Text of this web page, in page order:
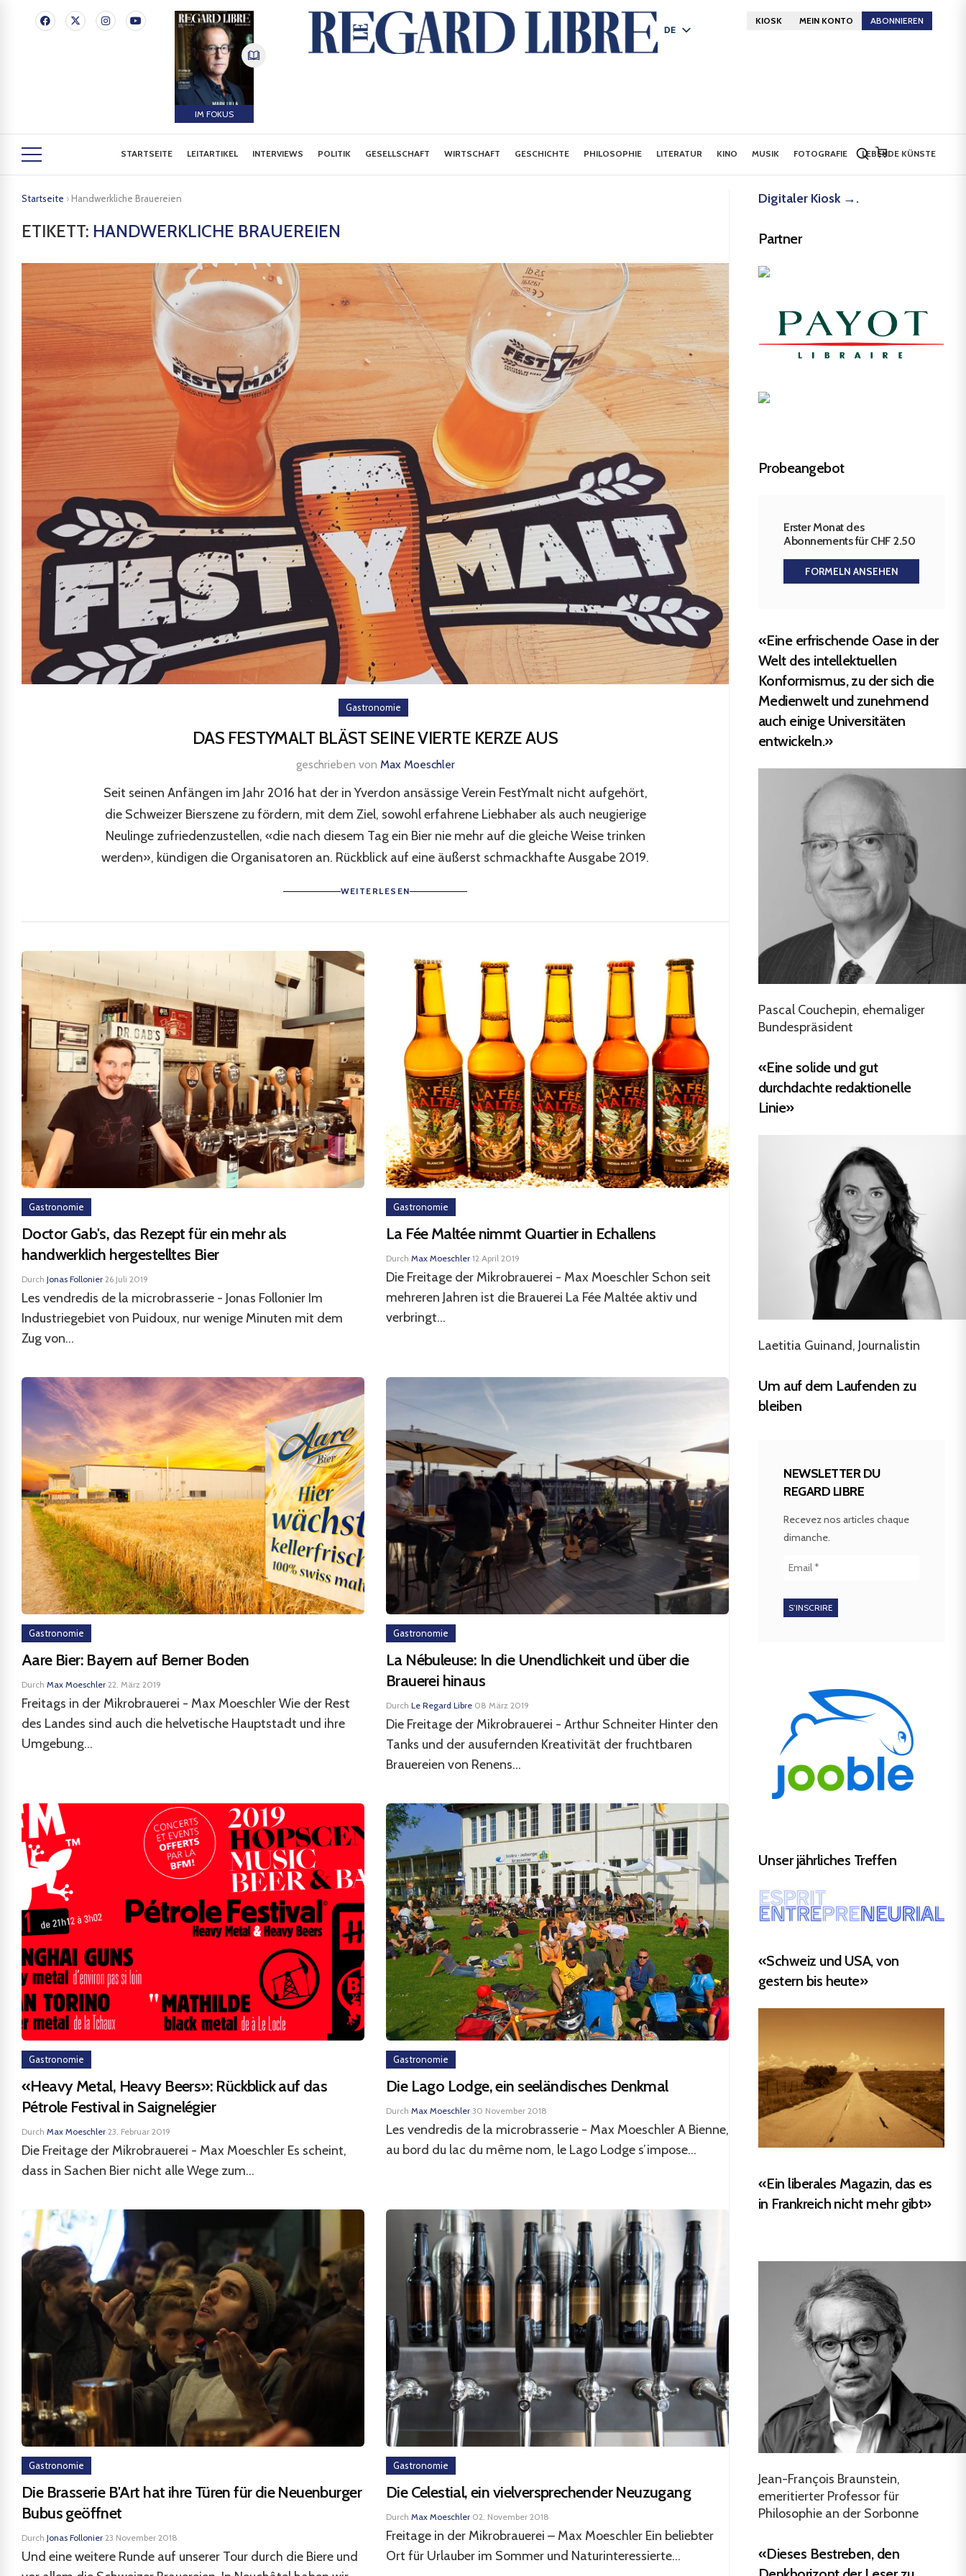
IM FOKUS
DE
KIOSK MEIN KONTO ABONNIEREN
STARTSEITE LEITARTIKEL INTERVIEWS POLITIK GESELLSCHAFT WIRTSCHAFT GESCHICHTE PHILOSOPHIE LITERATUR KINO MUSIK FOTOGRAFIE LEBENDE KÜNSTE
Startseite › Handwerkliche Brauereien
ETIKETT: HANDWERKLICHE BRAUEREIEN
Gastronomie
DAS FESTYMALT BLÄST SEINE VIERTE KERZE AUS
geschrieben von Max Moeschler
Seit seinen Anfängen im Jahr 2016 hat der in Yverdon ansässige Verein FestYmalt nicht aufgehört,
die Schweizer Bierszene zu fördern, mit dem Ziel, sowohl erfahrene Liebhaber als auch neugierige
Neulinge zufriedenzustellen, «die nach diesem Tag ein Bier nie mehr auf die gleiche Weise trinken
werden», kündigen die Organisatoren an. Rückblick auf eine äußerst schmackhafte Ausgabe 2019.
WEITERLESEN
Gastronomie
Doctor Gab's, das Rezept für ein mehr als
handwerklich hergestelltes Bier
Durch Jonas Follonier·26 Juli 2019
Les vendredis de la microbrasserie - Jonas Follonier Im
Industriegebiet von Puidoux, nur wenige Minuten mit dem
Zug von...
Gastronomie
La Fée Maltée nimmt Quartier in Echallens
Durch Max Moeschler·12 April 2019
Die Freitage der Mikrobrauerei - Max Moeschler Schon seit
mehreren Jahren ist die Brauerei La Fée Maltée aktiv und
verbringt...
Gastronomie
Aare Bier: Bayern auf Berner Boden
Durch Max Moeschler·22. März 2019
Freitags in der Mikrobrauerei - Max Moeschler Wie der Rest
des Landes sind auch die helvetische Hauptstadt und ihre
Umgebung...
Gastronomie
La Nébuleuse: In die Unendlichkeit und über die
Brauerei hinaus
Durch Le Regard Libre·08 März 2019
Die Freitage der Mikrobrauerei - Arthur Schneiter Hinter den
Tanks und der ausufernden Kreativität der fruchtbaren
Brauereien von Renens...
Gastronomie
«Heavy Metal, Heavy Beers»: Rückblick auf das
Pétrole Festival in Saignelégier
Durch Max Moeschler·23. Februar 2019
Die Freitage der Mikrobrauerei - Max Moeschler Es scheint,
dass in Sachen Bier nicht alle Wege zum...
Gastronomie
Die Lago Lodge, ein seeländisches Denkmal
Durch Max Moeschler·30 November 2018
Les vendredis de la microbrasserie - Max Moeschler A Bienne,
au bord du lac du même nom, le Lago Lodge s’impose...
Gastronomie
Die Brasserie B'Art hat ihre Türen für die Neuenburger
Bubus geöffnet
Durch Jonas Follonier·23 November 2018
Und eine weitere Runde auf unserer Tour durch die Biere und
Gastronomie
Die Celestial, ein vielversprechender Neuzugang
Durch Max Moeschler·02. November 2018
Freitage in der Mikrobrauerei – Max Moeschler Ein beliebter
Ort für Urlauber im Sommer und Naturinteressierte...
Digitaler Kiosk →.
Partner
Probeangebot
Erster Monat des
Abonnements für CHF 2.50
FORMELN ANSEHEN
«Eine erfrischende Oase in der
Welt des intellektuellen
Konformismus, zu der sich die
Medienwelt und zunehmend
auch einige Universitäten
entwickeln.»
Pascal Couchepin, ehemaliger
Bundespräsident
«Eine solide und gut
durchdachte redaktionelle
Linie»
Laetitia Guinand, Journalistin
Um auf dem Laufenden zu
bleiben
NEWSLETTER DU
REGARD LIBRE
Recevez nos articles chaque
dimanche.
Unser jährliches Treffen
«Schweiz und USA, von
gestern bis heute»
«Ein liberales Magazin, das es
in Frankreich nicht mehr gibt»
Jean-François Braunstein,
emeritierter Professor für
Philosophie an der Sorbonne
«Dieses Bestreben, den